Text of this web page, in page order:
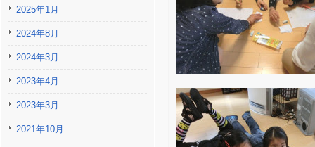
2025年1月
2024年8月
2024年3月
2023年4月
2023年3月
2021年10月